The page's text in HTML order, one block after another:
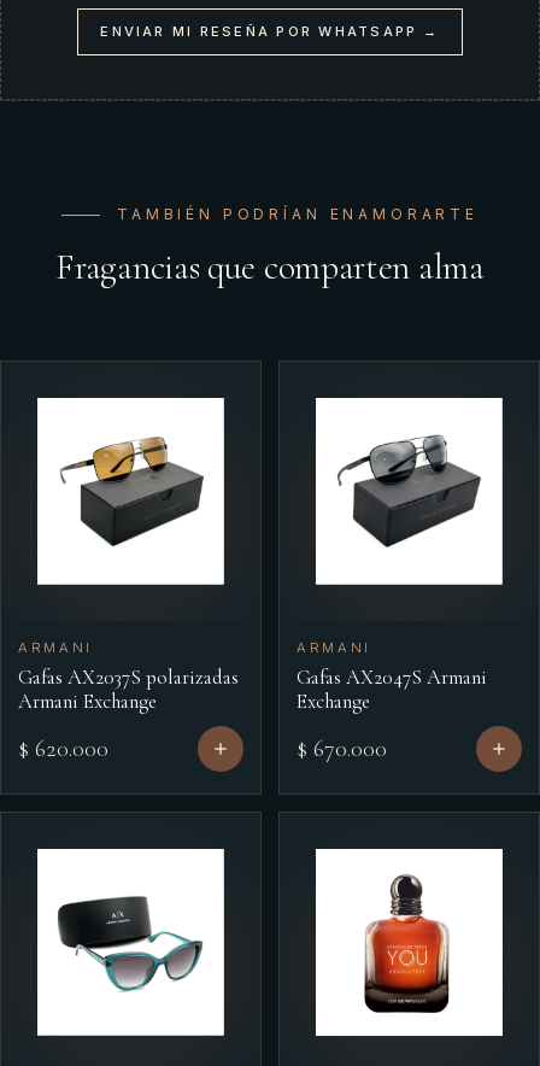
ENVIAR MI RESEÑA POR WHATSAPP →
TAMBIÉN PODRÍAN ENAMORARTE
Fragancias que comparten alma
ARMANI
Gafas AX2037S polarizadas
Armani Exchange
$ 620.000
ARMANI
Gafas AX2047S Armani
Exchange
$ 670.000